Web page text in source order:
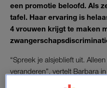
een promotie beloofd. Als
tafel. Haar ervaring is
4 vrouwen krijgt te maken
“Spreek je alsjeblieft uit.
veranderen”, vertelt Barbara